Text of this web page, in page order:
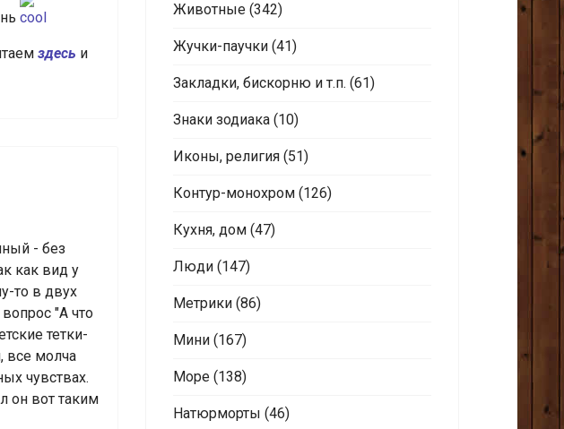
здесь и
- без
как вид у
то в двух
"А что
тетки-
все молча
чувствах.
он вот таким
Животные (342)
Жучки-паучки (41)
Закладки, бискорню и т.п. (61)
Знаки зодиака (10)
Иконы, религия (51)
Контур-монохром (126)
Кухня, дом (47)
Люди (147)
Метрики (86)
Мини (167)
Море (138)
Натюрморты (46)